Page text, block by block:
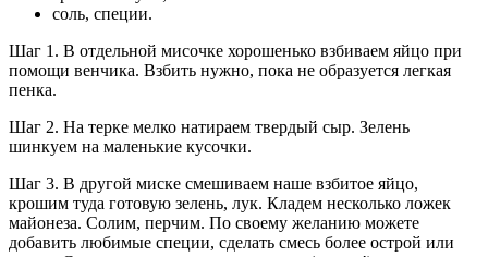
соль, специи.
Шаг 1. В отдельной мисочке хорошенько взбиваем яйцо при
помощи венчика. Взбить нужно, пока не образуется легкая
пенка.
Шаг 2. На терке мелко натираем твердый сыр. Зелень
шинкуем на маленькие кусочки.
Шаг 3. В другой миске смешиваем наше взбитое яйцо,
крошим туда готовую зелень, лук. Кладем несколько ложек
майонеза. Солим, перчим. По своему желанию можете
добавить любимые специи, сделать смесь более острой или